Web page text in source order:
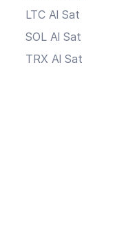
LTC Al Sat
SOL Al Sat
TRX Al Sat